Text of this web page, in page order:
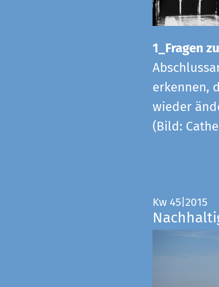
1_Fragen
erkennen,
wieder
(Bild:
Kw 45|2015